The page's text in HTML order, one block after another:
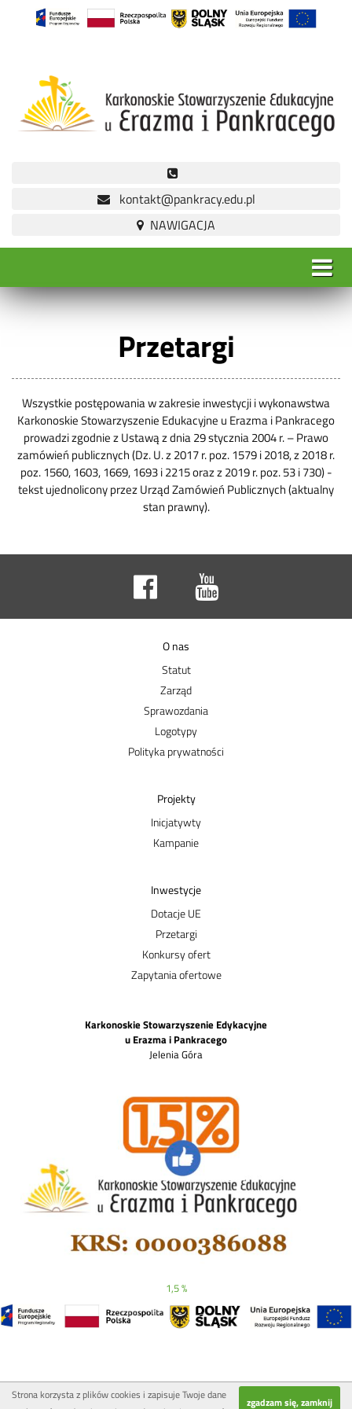
kontakt@pankracy.edu.pl
Przetargi
Wszystkie postępowania w zakresie inwestycji i wykonawstwa
Karkonoskie Stowarzyszenie Edukacyjne u Erazma i Pankracego
prowadzi zgodnie z Ustawą z dnia 29 stycznia 2004 r. – Prawo
zamówień publicznych (Dz. U. z 2017 r. poz. 1579 i 2018, z 2018 r.
poz. 1560, 1603, 1669, 1693 i 2215 oraz z 2019 r. poz. 53 i 730) -
tekst ujednolicony przez Urząd Zamówień Publicznych (aktualny
stan prawny).
O nas
Statut
Zarząd
Sprawozdania
Logotypy
Polityka prywatności
Projekty
Inicjatywty
Kampanie
Inwestycje
Dotacje UE
Przetargi
Konkursy ofert
Zapytania ofertowe
Karkonoskie Stowarzyszenie Edykacyjne
u Erazma i Pankracego
Jelenia Góra
1,5 %
zgadzam się, zamknij
Strona korzysta z plików cookies i zapisuje Twoje dane